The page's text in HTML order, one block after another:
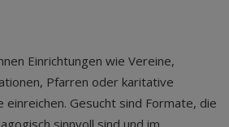
Einrichtungen wie Vereine,
Pfarren oder karitative
einreichen. Gesucht sind Formate, die
sinnvoll sind und im